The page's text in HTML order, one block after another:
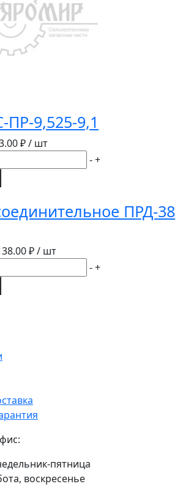
ПР-9,525-9,1
₽ / шт
-+
ПРД-38
₽ / шт
-+
пятница
воскресенье